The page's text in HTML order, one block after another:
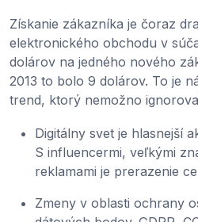
Získanie zákazníka je čoraz
elektronického obchodu v
dolárov na jedného nového
2013 to bolo 9 dolárov. To je
trend, ktorý nemožno
Digitálny svet je hlasnejší
S influencermi, veľkými
reklamami je prerazenie
Zmeny v oblasti ochrany